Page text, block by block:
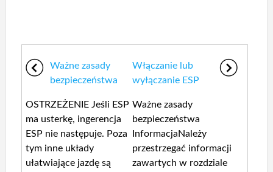
Ważne zasady
bezpieczeństwa
OSTRZEŻENIE Jeśli ESP
ma usterkę, ingerencja
ESP nie następuje. Poza
tym inne układy
ułatwiające jazdę są
Włączanie lub
wyłączanie ESP
Ważne zasady
bezpieczeństwa
InformacjaNależy
przestrzegać informacji
zawartych w rozdziale